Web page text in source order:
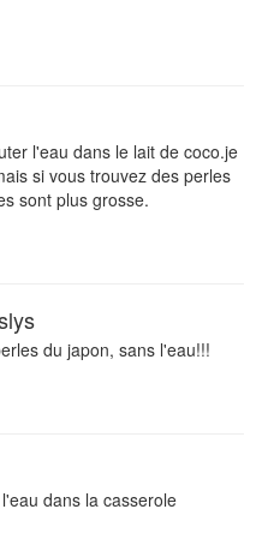
l'eau dans le lait de coco.je
si vous trouvez des perles
sont plus grosse.
du japon, sans l'eau!!!
dans la casserole